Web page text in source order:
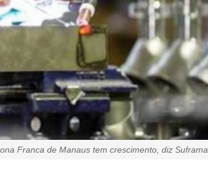
Franca de Manaus tem crescimento, diz Suframa